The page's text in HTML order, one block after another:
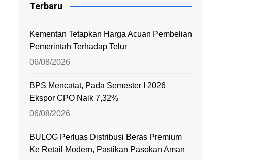
Terbaru
Kementan Tetapkan Harga Acuan Pembelian
Pemerintah Terhadap Telur
06/08/2026
BPS Mencatat, Pada Semester I 2026
Ekspor CPO Naik 7,32%
06/08/2026
BULOG Perluas Distribusi Beras Premium
Ke Retail Modern, Pastikan Pasokan Aman